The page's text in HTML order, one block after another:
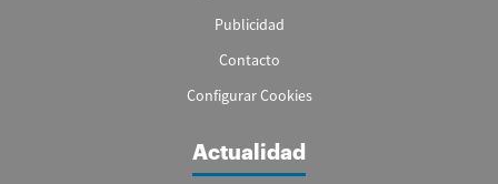
Publicidad
Contacto
Configurar Cookies
Actualidad